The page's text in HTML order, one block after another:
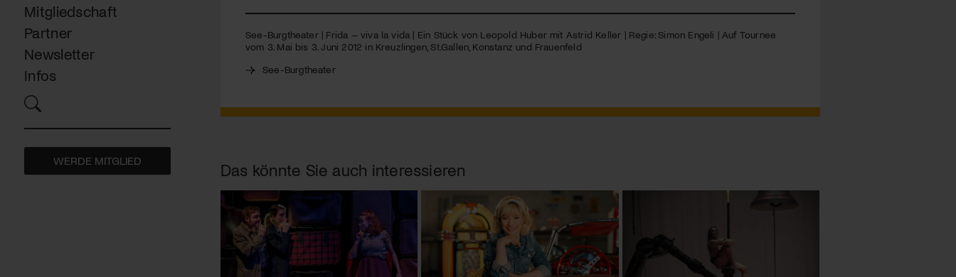
Mitgliedschaft
Partner
Newsletter
Infos
WERDE MITGLIED
See-Burgtheater | Frida – viva la vida | Ein Stück von Leopold Huber mit Astrid Keller | Regie: Simon Engeli | Auf Tournee
vom 3. Mai bis 3. Juni 2012 in Kreuzlingen, St.Gallen, Konstanz und Frauenfeld
See-Burgtheater
Das könnte Sie auch interessieren